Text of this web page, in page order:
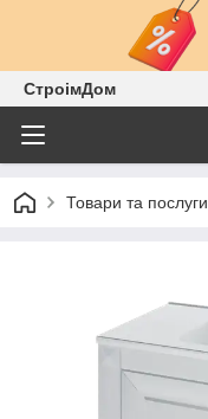
СтроімДом
Товари та послуги